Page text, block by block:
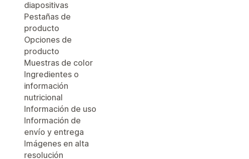
diapositivas
Pestañas de
producto
Opciones de
producto
Muestras de color
Ingredientes o
información
nutricional
Información de uso
Información de
envío y entrega
Imágenes en alta
resolución